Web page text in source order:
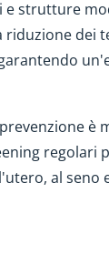
strutture
dei
è
regolari
al seno